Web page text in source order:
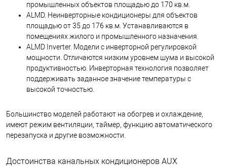
промышленных объектов площадью до 170 кв.м.
ALMD. Неинверторные кондиционеры для объектов
площадью от 35 до 176 кв.м. Устанавливаются в
помещениях жилого и промышленного назначения.
ALMD Inverter. Модели с инверторной регулировкой
мощности. Отличаются низким уровнем шума и высокой
продуктивностью. Инверторная технология позволяет
поддерживать заданное значение температуры с
высокой точностью.
Большинство моделей работают на обогрев и охлаждение,
имеют режим вентиляции, таймер, функцию автоматического
перезапуска и другие возможности.
Достоинства канальных кондиционеров AUX